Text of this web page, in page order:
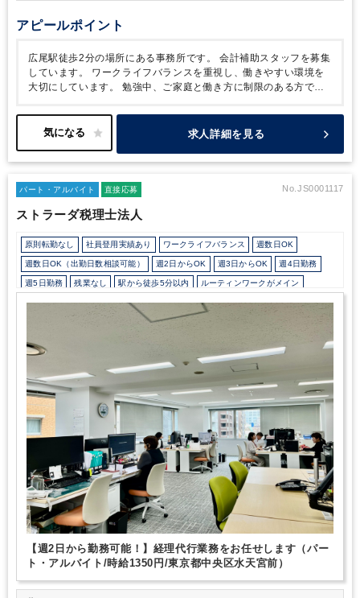
アピールポイント
広尾駅徒歩2分の場所にある事務所です。
会計補助スタッフを募集
しています。
ワークライフバランスを重視し、働きやすい環境を
大切にしています。
勉強中、ご家庭と働き方に制限のある方でも
求人詳細を見る
パート・アルバイト 直接応募 No.JS0001117
ストラーダ税理士法人
原則転勤なし 社員登用実績あり ワークライフバランス 週数日OK
週数日OK（出勤日数相談可能） 週2日からOK 週3日からOK 週4日勤務
週5日勤務 残業なし 駅から徒歩5分以内 ルーティンワークがメイン
社内システム等のOJT 業務手順等のOJT 業界知識・専門用語等のOJT
EXCELのスキルが活かせる
【週2日から勤務可能！】経理代行業務をお任せします（パー
ト・アルバイト/時給1350円/東京都中央区水天宮前）